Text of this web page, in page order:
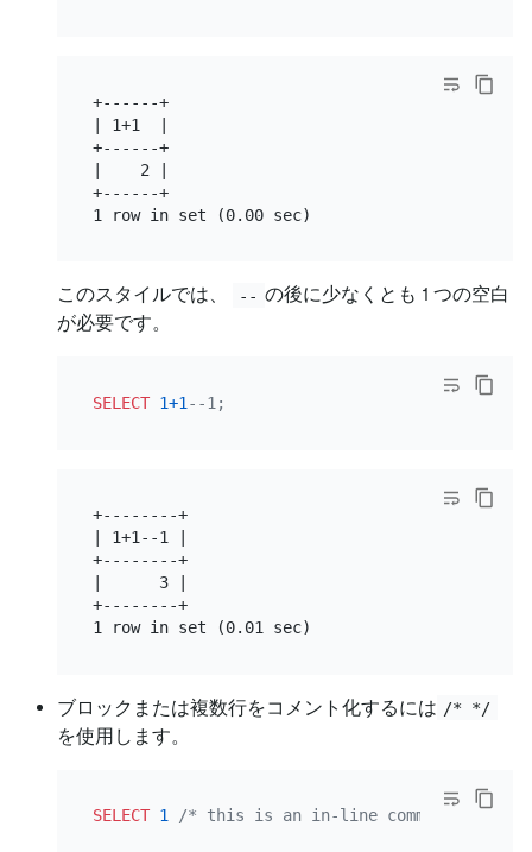
+------+
| 1+1  |
+------+
|    2 |
+------+
このスタイルでは、 -- の後に少なくとも 1 つの空白
が必要です。
SELECT 1+1 --1;
+--------+
| 1+1--1 |
+--------+
|      3 |
+--------+
ブロックまたは複数行をコメント化するには /* */
を使用します。
SELECT 1 /* this is an in-line comment */ +